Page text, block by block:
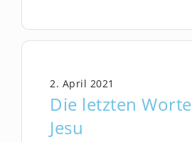
Die letzten Worte
Jesu
2. April 2021